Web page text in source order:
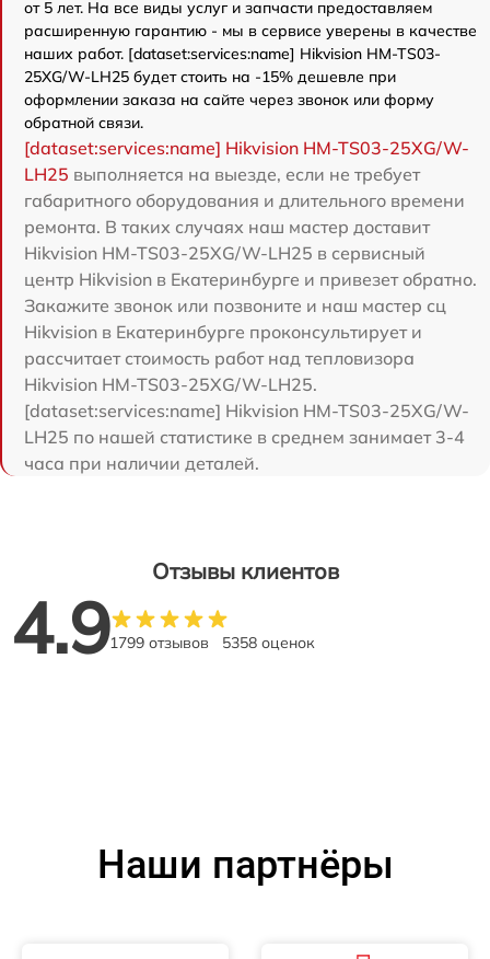
от 5 лет. На все виды услуг и запчасти предоставляем
расширенную гарантию - мы в сервисе уверены в качестве
наших работ. [dataset:services:name] Hikvision HM-TS03-
25XG/W-LH25 будет стоить на -15% дешевле при
оформлении заказа на сайте через звонок или форму
обратной связи.
[dataset:services:name] Hikvision HM-TS03-25XG/W-
LH25 выполняется на выезде, если не требует
габаритного оборудования и длительного времени
ремонта. В таких случаях наш мастер доставит
Hikvision HM-TS03-25XG/W-LH25 в сервисный
центр Hikvision в Екатеринбурге и привезет обратно.
Закажите звонок или позвоните и наш мастер сц
Hikvision в Екатеринбурге проконсультирует и
рассчитает стоимость работ над тепловизора
Hikvision HM-TS03-25XG/W-LH25.
[dataset:services:name] Hikvision HM-TS03-25XG/W-
LH25 по нашей статистике в среднем занимает 3-4
часа при наличии деталей.
Отзывы клиентов
4.91799 отзывов 5358 оценок
Наши партнёры